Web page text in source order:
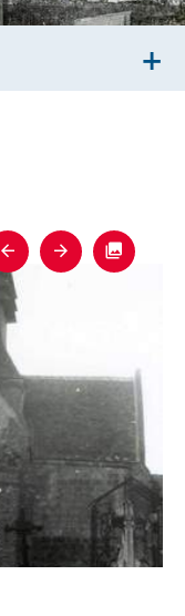
Previous
Next